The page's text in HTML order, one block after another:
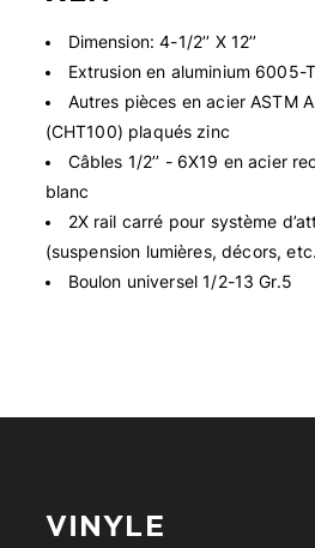
Dimension: 4-1/2’’ X 12’’
Extrusion en aluminium 6005-
Autres pièces en acier ASTM
(CHT100) plaqués zinc
Câbles 1/2’’ - 6X19 en acier
blanc
2X rail carré pour système
(suspension lumières, décors,
Boulon universel 1/2-13 Gr.5
VINYLE